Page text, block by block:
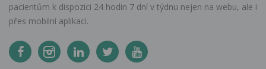
pacientům k dispozici 24 hodin 7 dní v týdnu nejen na webu, ale i
přes mobilní aplikaci.